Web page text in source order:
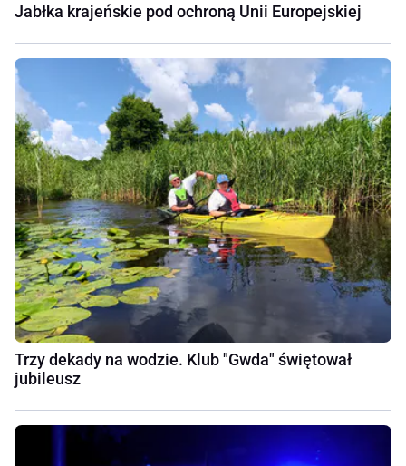
Jabłka krajeńskie pod ochroną Unii Europejskiej
Trzy dekady na wodzie. Klub "Gwda" świętował
jubileusz